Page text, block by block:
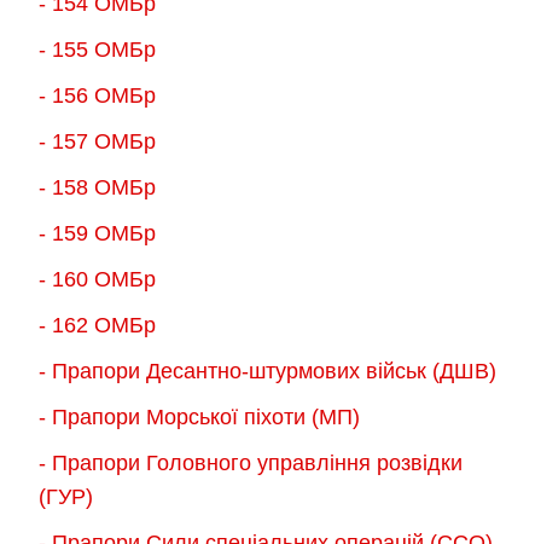
- 155 ОMБр
- 156 ОMБр
- 157 ОМБр
- 158 ОМБр
- 159 ОМБр
- 160 ОМБр
- 162 ОМБр
- Прапори Десантно-штурмових військ (ДШВ)
- Прапори Морської піхоти (МП)
- Прапори Головного управління розвідки
(ГУР)